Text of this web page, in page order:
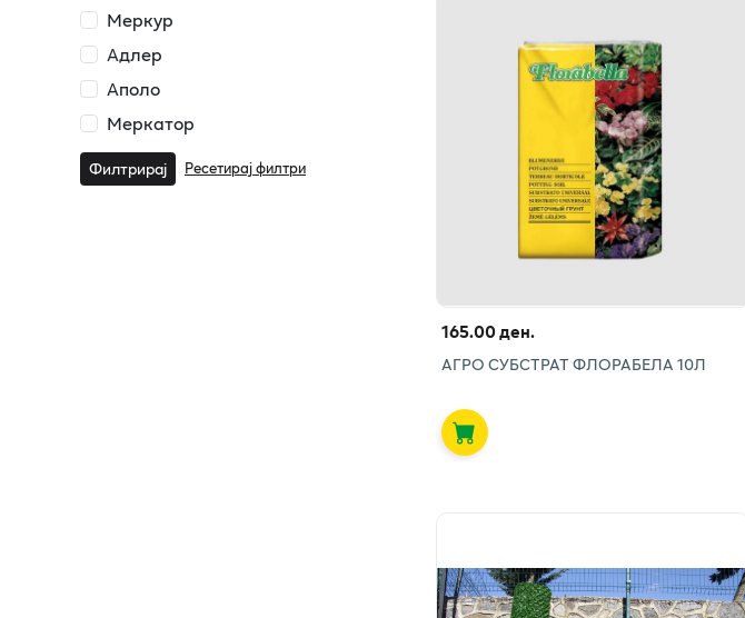
Меркур
Адлер
Аполо
Меркатор
Филтрирај Ресетирај филтри
165.00 ден.
АГРО СУБСТРАТ ФЛОРАБЕЛА 10Л